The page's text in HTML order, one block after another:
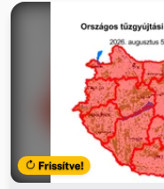
Frissítve!